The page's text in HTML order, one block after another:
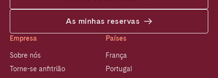
As minhas reservas
Empresa
Sobre nós
Torne-se anfitrião
Países
França
Portugal